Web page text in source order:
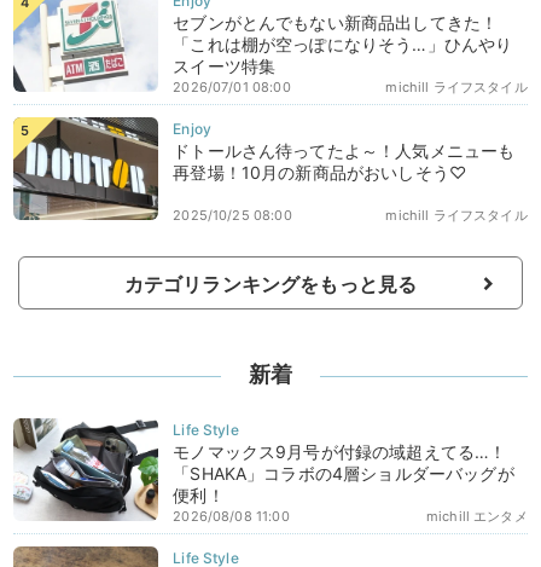
セブンがとんでもない新商品出してきた！
「これは棚が空っぽになりそう…」ひんやり
スイーツ特集
michill ライフスタイル
2026/07/01 08:00
ドトールさん待ってたよ～！人気メニューも
再登場！10月の新商品がおいしそう♡
michill ライフスタイル
2025/10/25 08:00
カテゴリランキングをもっと見る
新着
モノマックス9月号が付録の域超えてる…！
「SHAKA」コラボの4層ショルダーバッグが
便利！
michill エンタメ
2026/08/08 11:00